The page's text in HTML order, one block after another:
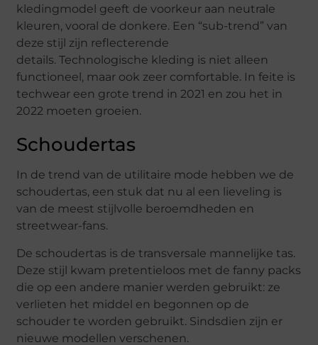
kledingmodel geeft de voorkeur aan neutrale
kleuren, vooral de donkere. Een “sub-trend” van
deze stijl zijn reflecterende
details. Technologische kleding is niet alleen
functioneel, maar ook zeer comfortable. In feite is
techwear een grote trend in 2021 en zou het in
2022 moeten groeien.
Schoudertas
In de trend van de utilitaire mode hebben we de
schoudertas, een stuk dat nu al een lieveling is
van de meest stijlvolle beroemdheden en
streetwear-fans.
De schoudertas is de transversale mannelijke tas.
Deze stijl kwam pretentieloos met de fanny packs
die op een andere manier werden gebruikt: ze
verlieten het middel en begonnen op de
schouder te worden gebruikt. Sindsdien zijn er
nieuwe modellen verschenen.